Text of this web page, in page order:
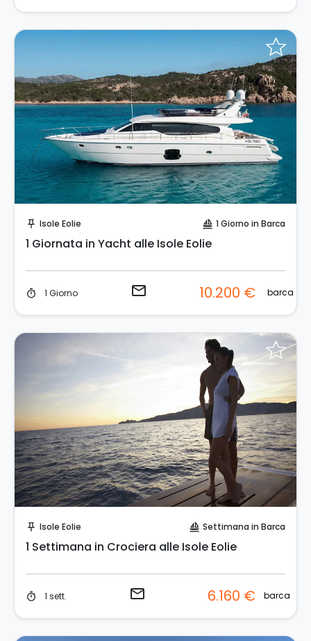
push_pin Isole Eolie sailing 1 Giorno in Barca
1 Giornata in Yacht alle Isole Eolie
timer 1 Giorno email 10.200 € barca
push_pin Isole Eolie sailing Settimana in Barca
1 Settimana in Crociera alle Isole Eolie
timer 1 sett. email 6.160 € barca